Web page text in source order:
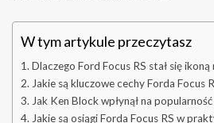
W tym artykule przeczytasz
Dlaczego Ford Focus RS stał się
Jakie są kluczowe cechy Forda Focus
Jak Ken Block wpłynął na
Jakie są osiągi Forda Focus RS w